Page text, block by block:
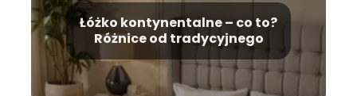
Łóżko kontynentalne – co to?
Różnice od tradycyjnego